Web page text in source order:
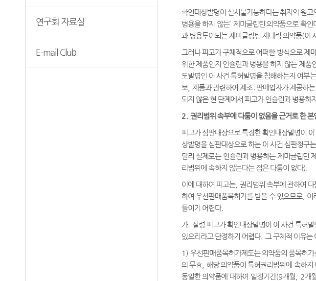
연구회 자료실
E-mail Club
확인대상발명이 실시불가능하다는 취지의 원고
병용을 하지 않는’ 제미글립틴 의약품으로 확
과 병용투여되는 제미글립틴 제네릭 의약품(이
그러나 피고가 구체적으로 어떠한 방식으로 제
위한 제품인지 인슐린과 병용을 하지 않는 제품
도발명인 이 사건 특허발명을 침해하는지 여부는
보 제품과 관련하여 제조․판매업자가 제공하는
되지 않은 현 단계에서 피고가 인슐린과 병용하
2. 권리범위 속부에 다툼이 없음을 근거로 한 본
피고가 심판대상으로 특정한 확인대상발명이
상발명을 심판대상으로 하는 이 사건 심판청구
달리 실제로는 인슐린과 병용하는 제미글립틴
리범위에 속하지 않는다는 점은 다툼이 없다).
이에 대하여 피고는, 권리범위 속부에 관하여
하여 우선판매품목허가를 받을 수 있으므로
이
들이기 어렵다.
가. 설령 피고가 확인대상발명이 이 사건 특허
있으리라고 단정하기 어렵다. 그 구체적 이유는
1) 우선판매품목허가제도는 의약품의 품목허
의 무효, 해당 의약품이 특허권리범위에 속하
동일한 의약품에 대하여 일정기간(9개월 , 2개